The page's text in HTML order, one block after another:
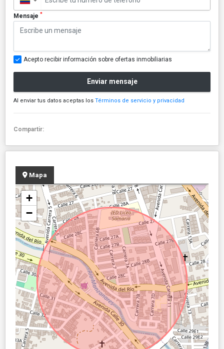
Mensaje *
Acepto recibir información sobre ofertas inmobiliarias
Enviar mensaje
Al enviar tus datos aceptas los Términos de servicio y privacidad
Compartir:
Mapa
+
−